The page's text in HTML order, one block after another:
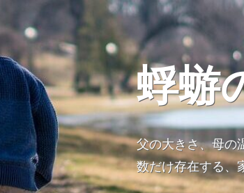
蜉蝣
父の大きさ、母の
数だけ存在する、